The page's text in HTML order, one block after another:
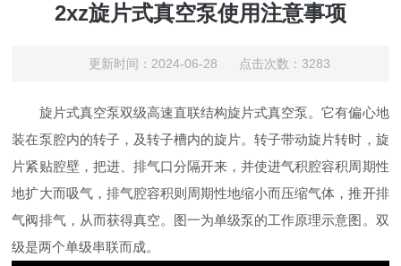
2xz旋片式真空泵使用注意事项
更新时间：2024-06-28 点击次数：3283
旋片式真空泵双级高速直联结构旋片式真空泵。它有偏心地
装在泵腔内的转子，及转子槽内的旋片。转子带动旋片转时，旋
片紧贴腔壁，把进、排气口分隔开来，并使进气积腔容积周期性
地扩大而吸气，排气腔容积则周期性地缩小而压缩气体，推开排
气阀排气，从而获得真空。图一为单级泵的工作原理示意图。双
级是两个单级串联而成。